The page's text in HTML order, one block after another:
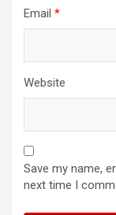
Email *
Website
Save my name,
next time I